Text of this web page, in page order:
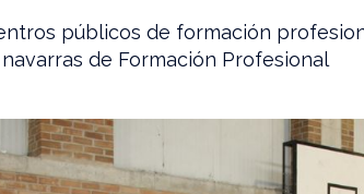
públicos de formación
navarras de Formación Profesional